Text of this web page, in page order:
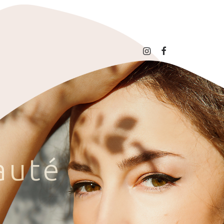
uté